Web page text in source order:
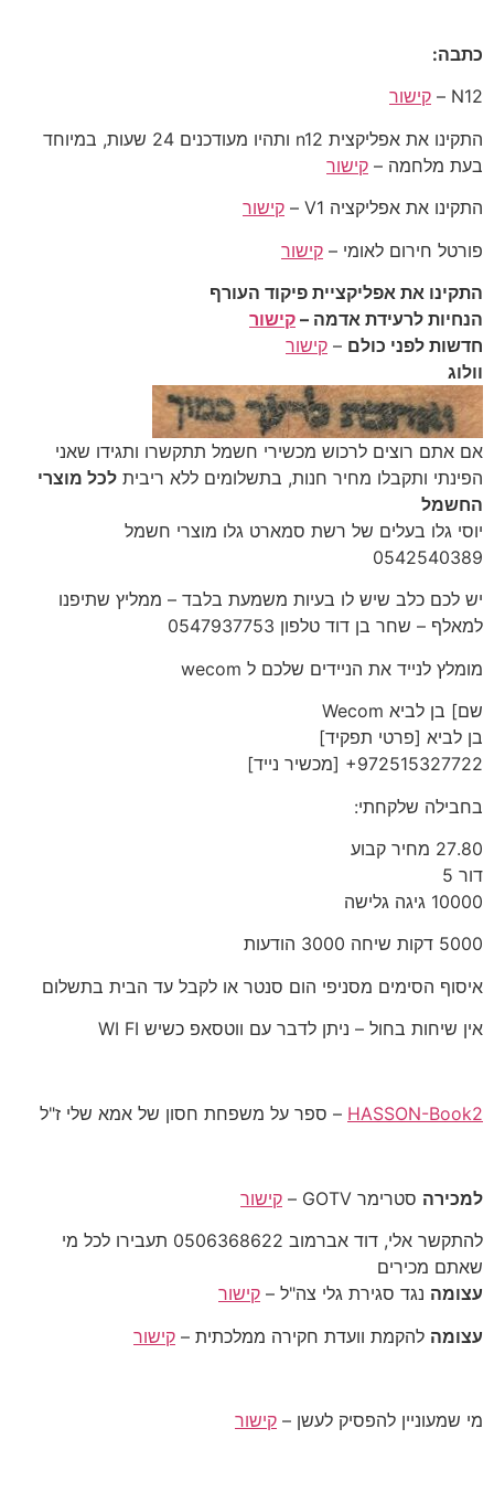
כתבה:
N12 –
קישור
התקינו את אפליקצית n12 ותהיו מעודכנים 24 שעות, במיוחד
בעת מלחמה – קישור
התקינו את אפליקציה V1 –
קישור
פורטל חירום לאומי – קישור
התקינו את אפליקציית פיקוד העורף
הנחיות לרעידת אדמה – קישור
חדשות לפני כולם – קישור
וולוג
‎אם אתם רוצים לרכוש מכשירי חשמל תתקשרו ותגידו שאני
הפינתי ותקבלו מחיר חנות, בתשלומים ללא ריבית לכל מוצרי
החשמל
יוסי גלו בעלים של רשת סמארט גלו מוצרי חשמל
‎0542540389‎
יש לכם כלב שיש לו בעיות משמעת בלבד – ממליץ שתיפנו
למאלף – שחר בן דוד טלפון 0547937753
מומלץ לנייד את הניידים שלכם ל wecom
שם] בן לביא Wecom
‎+972515327722‎ [מכשיר נייד]
בחבילה שלקחתי:
27.80 מחיר קבוע
דור 5
10000 גיגה גלישה
5000 דקות שיחה 3000 הודעות
איסוף הסימים מסניפי הום סנטר או לקבל עד הבית בתשלום
אין שיחות בחול – ניתן לדבר עם ווטסאפ כשיש WI FI
HASSON-Book2 – ספר על משפחת חסון של אמא שלי ז"ל
למכירה סטרימר GOTV –
קישור
להתקשר אלי, דוד אברמוב 0506368622 תעבירו לכל מי
שאתם מכירים
עצומה נגד סגירת גלי צה"ל – קישור
עצומה להקמת וועדת חקירה ממלכתית – קישור
מי שמעוניין להפסיק לעשן – קישור